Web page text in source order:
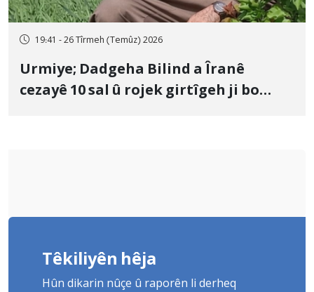
19:41 - 26 Tîrmeh (Temûz) 2026
Urmiye; Dadgeha Bilind a Îranê
cezayê 10 sal û rojek girtîgeh ji bo
Têkiliyên hêja
Hûn dikarin nûçe û raporên li derheq